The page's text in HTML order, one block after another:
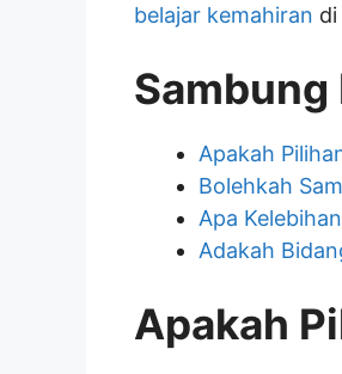
belajar kemahiran
Sambung
Apakah
Bolehkah
Apa
Adakah
Apakah